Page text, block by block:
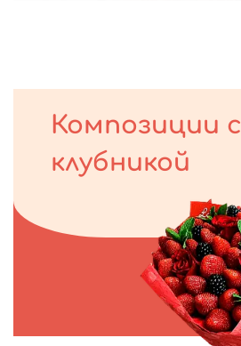
Композиции с
клубникой